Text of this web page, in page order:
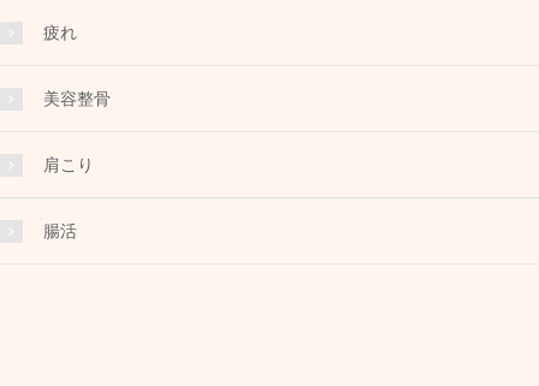
疲れ
美容整骨
肩こり
腸活